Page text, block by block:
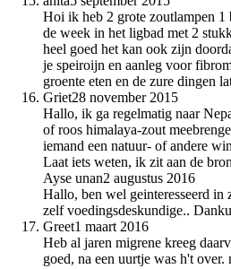
Hoi ik heb 2 grote zoutlampen 1
de week in het ligbad met 2
heel goed het kan ook zijn
je speiroijn en aanleg voor
groente eten en de zure dingen
Griet28 november 2015
Hallo, ik ga regelmatig naar
of roos himalaya-zout
iemand een natuur- of andere
Laat iets weten, ik zit aan de
Ayse unan2 augustus 2016
Hallo, ben wel geinteresseerd
zelf voedingsdeskundige.. Danku
Greet1 maart 2016
Heb al jaren migrene kreeg
goed, na een uurtje was h't over.